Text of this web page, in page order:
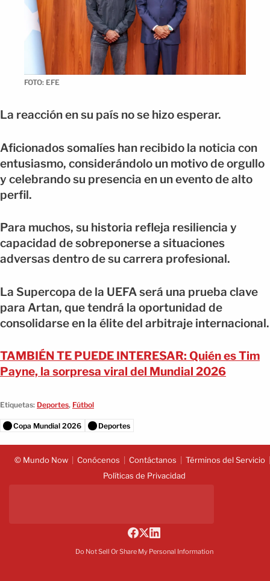
FOTO: EFE
La reacción en su país no se hizo esperar.
Aficionados somalíes han recibido la noticia con
entusiasmo, considerándolo un motivo de orgullo
y celebrando su presencia en un evento de alto
perfil.
Para muchos, su historia refleja resiliencia y
capacidad de sobreponerse a situaciones
adversas dentro de su carrera profesional.
La Supercopa de la UEFA será una prueba clave
para Artan, que tendrá la oportunidad de
consolidarse en la élite del arbitraje internacional.
TAMBIÉN TE PUEDE INTERESAR: Quién es Tim
Payne, la sorpresa viral del Mundial 2026
Etiquetas: Deportes, Fútbol
Copa Mundial 2026 Deportes
© Mundo Now Conócenos Contáctanos
Términos del Servicio
Políticas de Privacidad
Do Not Sell Or Share My Personal Information